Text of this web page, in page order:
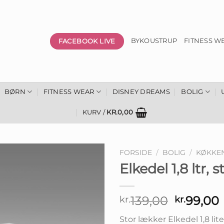
FACEBOOK LIVE BYKOUSTRUP FITNESS
BØRN FITNESS WEAR DISNEY DREAMS BOLIG
KURV / KR.0,00
FORSIDE / BOLIG /
Elkedel 1,8 ltr,
kr.139,00 Den
kr.99,00
Stor lækker Elkedel 1,8